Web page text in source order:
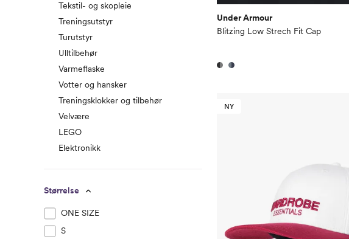
Tekstil- og skopleie
Treningsutstyr
Turutstyr
Ulltilbehør
Varmeflaske
Votter og hansker
Treningsklokker og tilbehør
Velvære
LEGO
Elektronikk
Størrelse
ONE SIZE
S
Under Armour
Blitzing Low Strech Fit Cap
NY